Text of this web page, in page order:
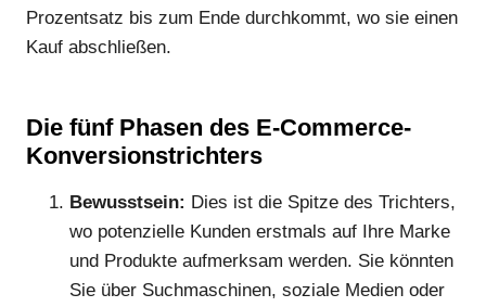
Prozentsatz bis zum Ende durchkommt, wo sie einen
Kauf abschließen.
Die fünf Phasen des E-Commerce-
Konversionstrichters
Bewusstsein: Dies ist die Spitze des Trichters,
wo potenzielle Kunden erstmals auf Ihre Marke
und Produkte aufmerksam werden. Sie könnten
Sie über Suchmaschinen, soziale Medien oder